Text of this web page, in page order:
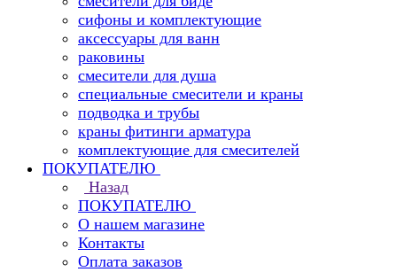
сифоны и комплектующие
аксессуары для ванн
раковины
смесители для душа
специальные смесители и краны
подводка и трубы
краны фитинги арматура
комплектующие для смесителей
ПОКУПАТЕЛЮ
Назад
ПОКУПАТЕЛЮ
О нашем магазине
Контакты
Оплата заказов